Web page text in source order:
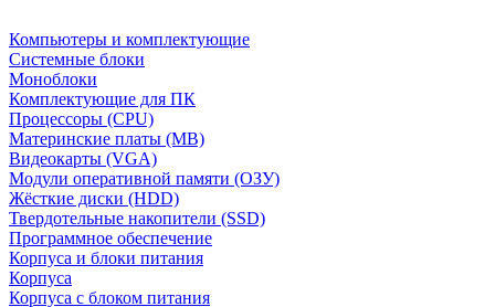
Компьютеры и комплектующие
Системные блоки
Моноблоки
Комплектующие для ПК
Процессоры (CPU)
Материнские платы (MB)
Видеокарты (VGA)
Модули оперативной памяти (ОЗУ)
Жёсткие диски (HDD)
Твердотельные накопители (SSD)
Программное обеспечение
Корпуса и блоки питания
Корпуса
Корпуса с блоком питания